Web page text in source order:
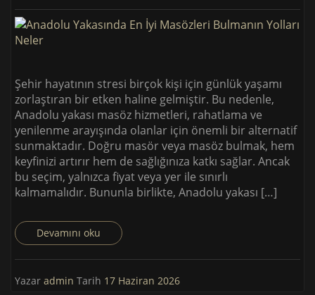
Şehir hayatının stresi birçok kişi için günlük yaşamı
zorlaştıran bir etken haline gelmiştir. Bu nedenle,
Anadolu yakası masöz hizmetleri, rahatlama ve
yenilenme arayışında olanlar için önemli bir alternatif
sunmaktadır. Doğru masör veya masöz bulmak, hem
keyfinizi artırır hem de sağlığınıza katkı sağlar. Ancak
bu seçim, yalnızca fiyat veya yer ile sınırlı
kalmamalıdır. Bununla birlikte, Anadolu yakası […]
Devamını oku
Yazar admin Tarih 17 Haziran 2026